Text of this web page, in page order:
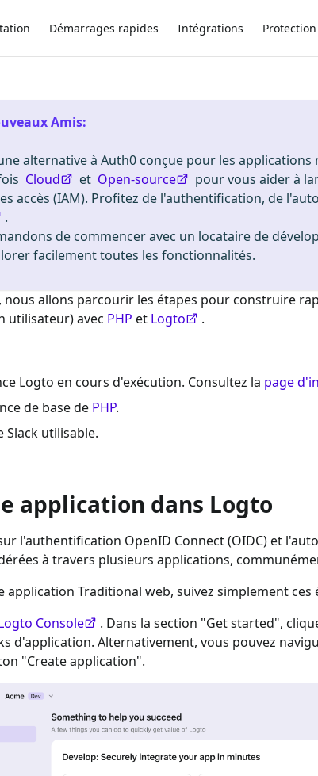
Démarrages rapides Intégrations Protection
Amis:
alternative à Auth0 conçue pour les
Cloud et Open-source
pour vous aider à
accès (IAM). Profitez de l'authentification, de
.
de commencer avec un locataire de
facilement toutes les fonctionnalités.
nous allons parcourir les étapes pour construire
utilisateur) avec PHP et Logto
.
Logto en cours d'exécution. Consultez la page
de base de PHP.
Slack utilisable.
application dans Logto
l'authentification OpenID Connect (OIDC) et
à travers plusieurs applications,
application Traditional web, suivez simplement ces
Console
. Dans la section "Get started",
d'application. Alternativement, vous pouvez
"Create application".